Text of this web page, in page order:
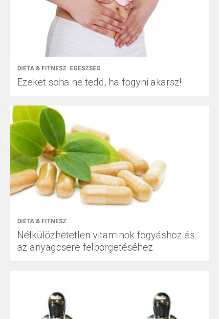
DIÉTA & FITNESZ EGÉSZSÉG
Ezeket soha ne tedd, ha fogyni akarsz!
DIÉTA & FITNESZ
Nélkülözhetetlen vitaminok fogyáshoz és
az anyagcsere felpörgetéséhez